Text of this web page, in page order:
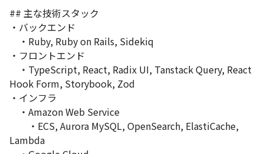
AI Coding 前提の開発プロセスの実現
Cursor/Claude Code 等の AI Agent を駆使し「CLINICS 10x」
を本気で目指す開発プロセスの設計と、それを支える基盤整備
Rails / TypeScript で実装されたプロダクトの品質を維持・向
上させるためのガードレール設計・構築 (Lint ルール、テスト自動
生成、N+1/スロークエリの自動検出等）
次世代 AI Ops の実現
AI Agent を活用した依存ライブラリの更新や技術的負債の解消
を自動化し、人間はより創造的な業務に集中できる環境を実現
## 主な技術スタック
・バックエンド
・Ruby, Ruby on Rails, Sidekiq
・フロントエンド
・TypeScript, React, Radix UI, Tanstack Query, React
Hook Form, Storybook, Zod
・インフラ
・Amazon Web Service
・ECS, Aurora MySQL, OpenSearch, ElastiCache,
Lambda